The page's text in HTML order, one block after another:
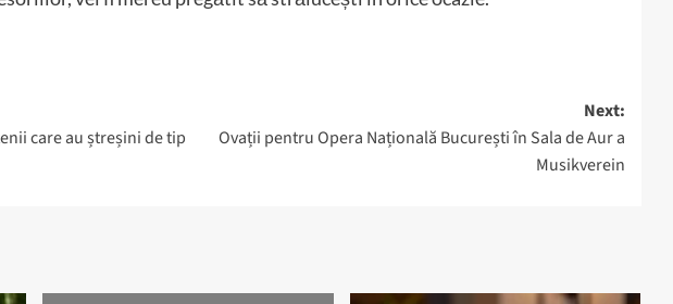
care au ștreșini de tip
Next:
Ovații pentru Opera Națională București în Sala de Aur a
Musikverein